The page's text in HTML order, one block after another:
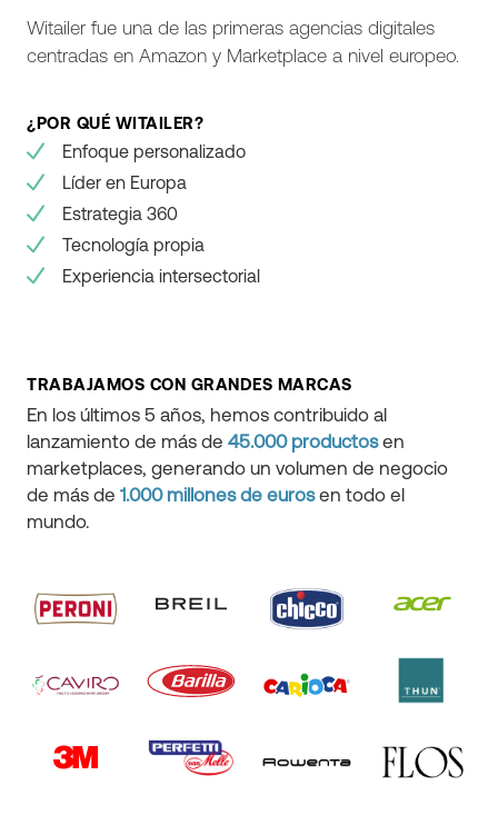
Witailer fue una de las primeras agencias digitales
centradas en Amazon y Marketplace a nivel europeo.
¿POR QUÉ WITAILER?
Enfoque personalizado
Líder en Europa
Estrategia 360
Tecnología propia
Experiencia intersectorial
TRABAJAMOS CON GRANDES MARCAS
En los últimos 5 años, hemos contribuido al
lanzamiento de más de 45.000 productosen
marketplaces, generando un volumen de negocio
de más de 1.000 millones de eurosen todo el
mundo.